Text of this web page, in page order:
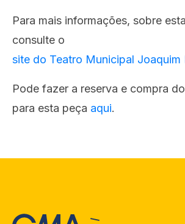
Para mais informações, sobre
consulte o
site do Teatro Municipal Joaquim
Pode fazer a reserva e compra
para esta peça aqui.